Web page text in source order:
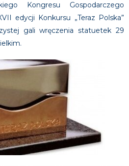
Kongresu Gospodarczego
edycji Konkursu „Teraz Polska”
gali wręczenia statuetek 29